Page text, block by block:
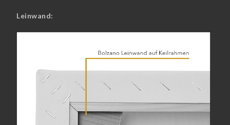
Leinwand: